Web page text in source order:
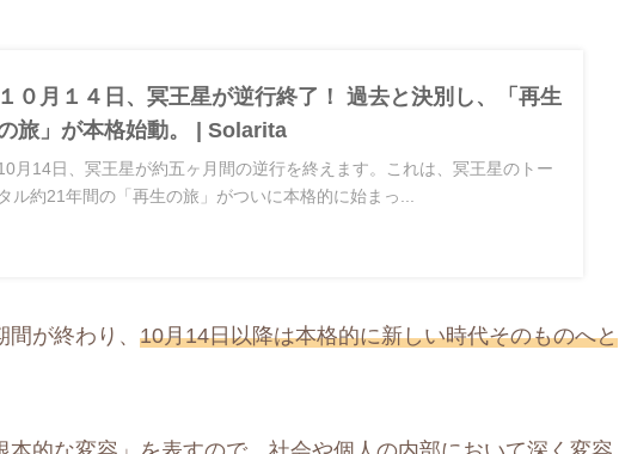
１０月１４日、冥王星が逆行終了！ 過去と決別し、「再生
旅」が本格始動。 | Solarita
月14日、冥王星が約五ヶ月間の逆行を終えます。これは、冥王星のトー
タル約21年間の「再生の旅」がついに本格的に始まっ...
が終わり、 10月14日以降は本格的に新しい時代そのものへと